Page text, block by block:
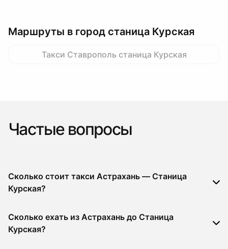
Маршруты в город станица Курская
Такси Ставрополь станица Курская
Частые вопросы
Сколько стоит такси Астрахань — Станица
Курская?
Сколько ехать из Астрахань до Станица
Курская?